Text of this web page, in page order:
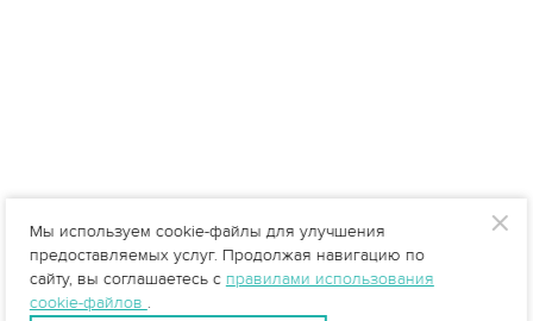
Мы используем cookie-файлы для улучшения
предоставляемых услуг. Продолжая навигацию по
сайту, вы соглашаетесь с правилами использования
cookie-файлов .